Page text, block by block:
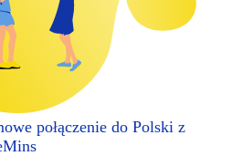
połączenie do Polski z